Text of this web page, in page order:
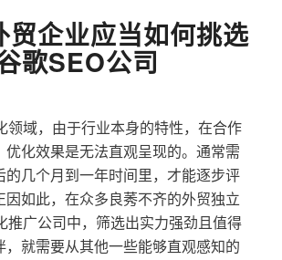
贸企业应当如何挑选
歌SEO公司
领域，由于行业本身的特性，在合作
优化效果是无法直观呈现的。通常需
的几个月到一年时间里，才能逐步评
因如此，在众多良莠不齐的外贸独立
推广公司中，筛选出实力强劲且值得
，就需要从其他一些能够直观感知的